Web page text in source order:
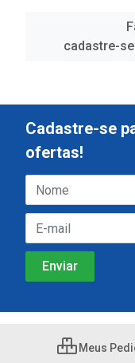
cadastre-
Cadastre-se
ofertas!
Meus